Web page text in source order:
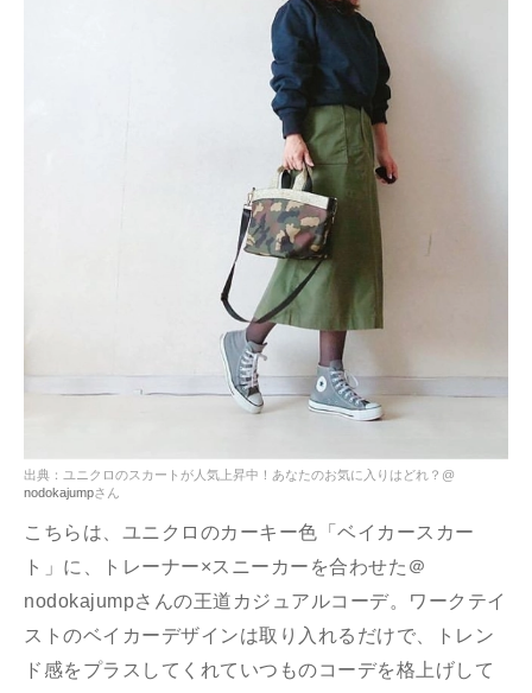
出典：ユニクロのスカートが人気上昇中！あなたのお気に入りはどれ？@
nodokajumpさん
こちらは、ユニクロのカーキー色「ベイカースカー
ト」に、トレーナー×スニーカーを合わせた＠
nodokajumpさんの王道カジュアルコーデ。ワークテイ
ストのベイカーデザインは取り入れるだけで、トレン
ド感をプラスしてくれていつものコーデを格上げして